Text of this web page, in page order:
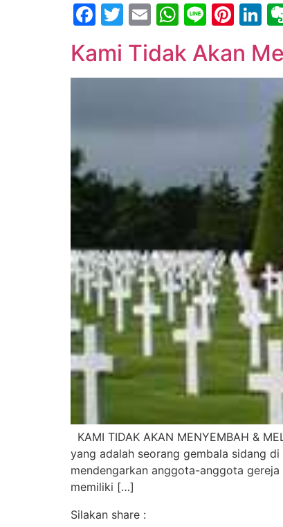
Facebook
Twitter
Email Line
Kami Tidak Akan
KAMI TIDAK AKAN MENYEMBAH &
yang adalah seorang gembala sidang
mendengarkan anggota-anggota
memiliki […]
Silakan share :